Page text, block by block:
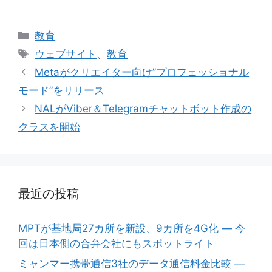
カ
テ
リ
ー
教育
タ
グ
ウェブサイト 、教育
Metaがクリエイター向け”プロフェッショナル
モード”をリリース
NALがViber＆Telegramチャットボット作成の
クラスを開始
最近の投稿
MPTが基地局27カ所を新設、9カ所を4G化 ― 今
回は日本側の合弁会社にもスポットライト
ミャンマー携帯通信3社のデータ通信料金比較 ―